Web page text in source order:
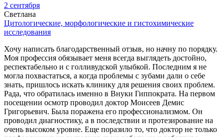
2 сентября
Светлана
Цитологические, морфологические и гистохимические
исследования
Хочу написать благодарственный отзыв, но начну по порядку.
Моя профессия обязывает меня всегда выглядеть достойно,
респектабельно и с голливудской улыбкой. Последним я не
могла похвастаться, а когда проблемы с зубами дали о себе
знать, пришлось искать клинику для решения своих проблем.
Рада, что обратилась именно в Внуки Гиппократа. На первом
посещении осмотр проводил доктор Моисеев Демис
Григорьевич. Была поражена его профессионализмом. Он
проводил диагностику, а в последствии и протезирование на
очень высоком уровне. Еще поразило то, что доктор не только